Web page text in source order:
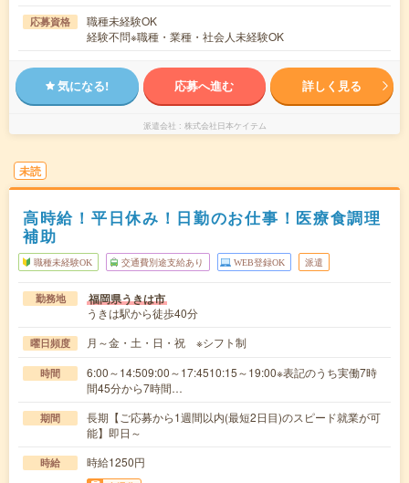
応募資格
職種未経験OK
経験不問※職種・業種・社会人未経験OK
気になる! 応募へ進む 詳しく見る
派遣会社 株式会社日本ケイテム
未読
高時給！平日休み！日勤のお仕事！医療食調理
補助
職種未経験OK 交通費別途支給あり WEB登録OK 派遣
勤務地 福岡県うきは市
うきは駅から徒歩40分
曜日頻度 月～金・土・日・祝 ※シフト制
時間
6:00～14:509:00～17:4510:15～19:00※表記のうち実働7時
間45分から7時間…
期間
長期【ご応募から1週間以内(最短2日目)のスピード就業が可
能】即日～
時給 時給1250円